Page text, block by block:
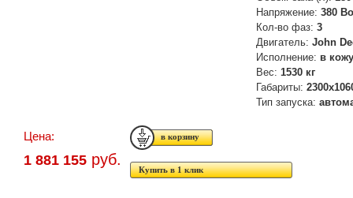
Напряжение: 380
Кол-во фаз: 3
Двигатель: John
Исполнение: в
Вес: 1530 кг
Габариты:
Тип запуска:
Цена:
1 881 155 руб.
Купить в 1 клик